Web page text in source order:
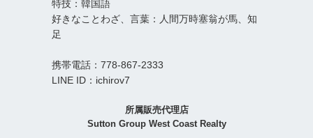
特技：韓国語
好きなことわざ、言葉：人間万時塞翁が馬、知
足
携帯電話：778-867-2333
LINE ID：ichirov7
所属販売代理店
Sutton Group West Coast Realty